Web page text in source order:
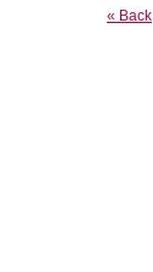
« Back